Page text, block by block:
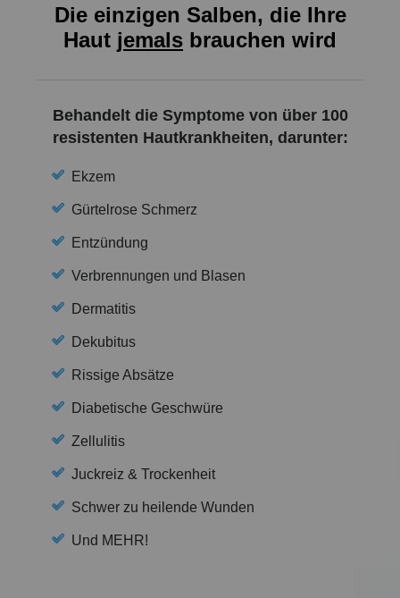
Die einzigen Salben, die Ihre
Haut jemals brauchen wird
Behandelt die Symptome von über 100
resistenten Hautkrankheiten, darunter:
Ekzem
Gürtelrose Schmerz
Entzündung
Verbrennungen und Blasen
Dermatitis
Dekubitus
Rissige Absätze
Diabetische Geschwüre
Zellulitis
Juckreiz & Trockenheit
Schwer zu heilende Wunden
Und MEHR!